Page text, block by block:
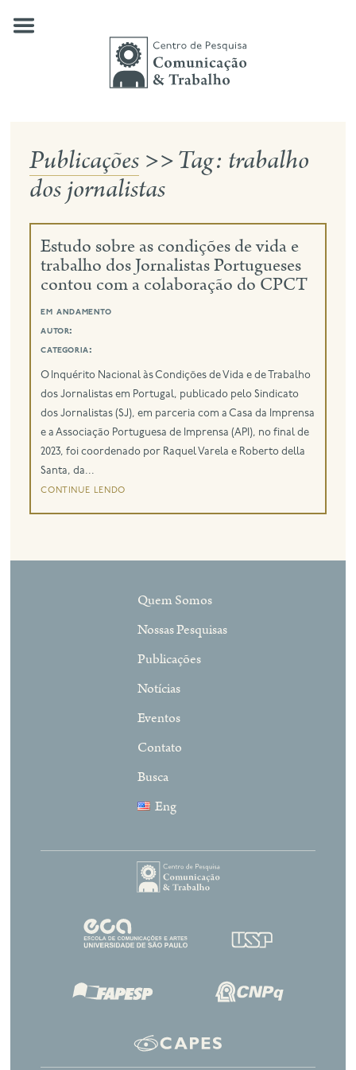
quem somos
nossas pesquisas
notícias
eventos
eng
Publicações >>Tag: trabalho
dos jornalistas
Estudo sobre as condições de vida e
trabalho dos Jornalistas Portugueses
contou com a colaboração do CPCT
em andamento
autor:
categoria:
O Inquérito Nacional às Condições de Vida e de Trabalho
dos Jornalistas em Portugal, publicado pelo Sindicato
dos Jornalistas (SJ), em parceria com a Casa da Imprensa
e a Associação Portuguesa de Imprensa (API), no final de
2023, foi coordenado por Raquel Varela e Roberto della
Santa, da...
continue lendo
Quem Somos
Nossas Pesquisas
Publicações
Notícias
Eventos
Contato
Busca
Eng